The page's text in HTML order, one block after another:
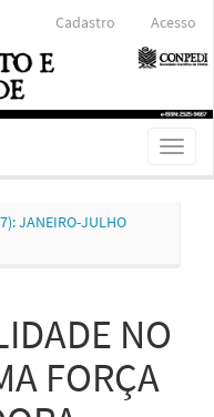
Cadastro Acesso
Toggle
JANEIRO-JULHO
NO
FORÇA